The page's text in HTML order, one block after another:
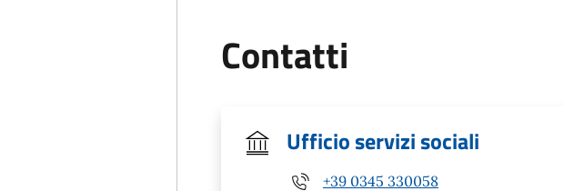
Contatti
Ufficio servizi sociali
+39 0345 330058